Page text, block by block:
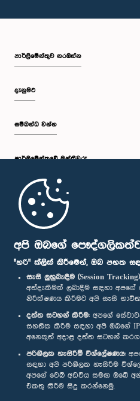
අපි ඔබගේ
"හරි" ක්ලික් කිරීමෙන්, ඔබ පහත
සැසි ලුහුබැඳීම (Session
අත්දැකීමක් ලබාදීම සඳහා අපගේ
නිරීක්ෂණය කිරීමට අපි සැසි
දත්ත සටහන් කිරීම: අපගේ
සහතික කිරීම සඳහා අපි ඔබගේ
අනෙකුත් අදාළ දත්ත සටහන්
පරිශීලක හැසිරීම් විශ්ලේෂණය:
සඳහා අපි පරිශීලක හැසිරීම
අපගේ වෙබ් අඩවිය සමඟ ඔබේ
එකතු කිරීම සිදු කරන්නෙමු.
පාර්ලි‌මේන්තුව නරඹන්න
දැනුමට
සම්බන්ධ වන්න
පාර්ලි‌මේන්තුවේ මන්ත්‍රීවරු
මුල් පිටුව
පාර්ලිමේන්තු ජංගම යෙදුම
අප හා සම්බන්ධ වී සිටින්න :
සම්මාන
පෞද්ගලිකත්ව ප්‍රතිපත්තිය